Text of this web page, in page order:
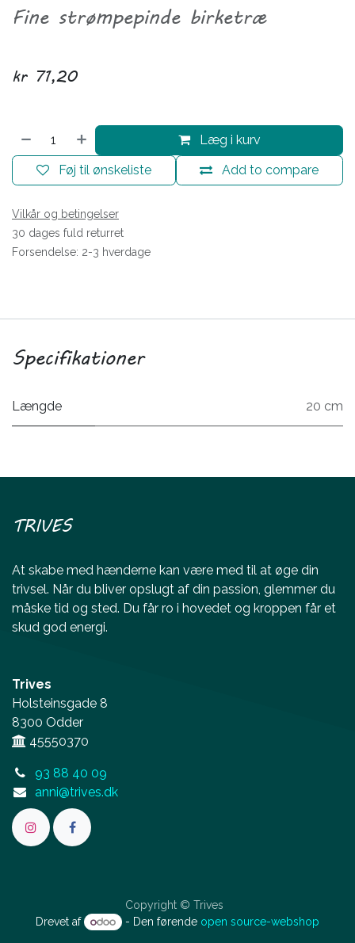
Fine strømpepinde birketræ
kr 71,20
Læg i kurv
Add to compare
Føj til ønskeliste
Vilkår og betingelser
30 dages fuld returret
Forsendelse: 2-3 hverdage
Specifikationer
Længde 20 cm
TRIVES
At skabe med hænderne kan være med til at øge din
trivsel. Når du bliver opslugt af din passion, glemmer du
måske tid og sted. Du får ro i hovedet og kroppen får et
skud god energi.
Trives
Holsteinsgade 8
8300 Odder
45550370
93 88 40 09
anni@trives.dk
Copyright © Trives
Drevet af
- Den førende open source-webshop